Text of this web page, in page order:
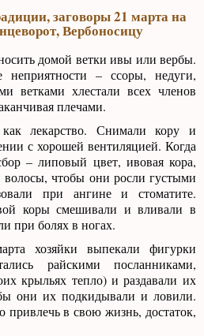
заговоры 21 марта на
Вербоносицу
домой ветки ивы или вербы.
– ссоры, недуги,
ветками хлестали всех членов
плечами.
лекарство. Снимали кору и
с хорошей вентиляцией. Когда
– липовый цвет, ивовая кора,
чтобы они росли густыми
при ангине и стоматите.
коры смешивали и вливали в
при болях в ногах.
хозяйки выпекали фигурки
райскими посланниками,
крыльях тепло) и раздавали их
они их подкидывали и ловили.
привлечь в свою жизнь, достаток,